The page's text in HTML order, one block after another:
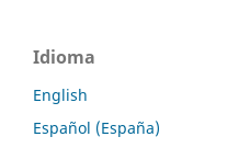
Idioma
English
Español (España)